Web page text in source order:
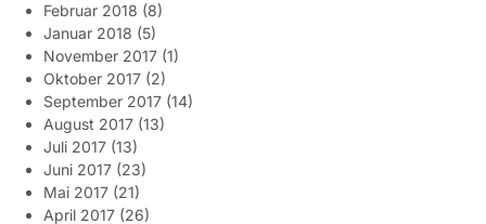
Februar 2018 (8)
Januar 2018 (5)
November 2017 (1)
Oktober 2017 (2)
September 2017 (14)
August 2017 (13)
Juli 2017 (13)
Juni 2017 (23)
Mai 2017 (21)
April 2017 (26)